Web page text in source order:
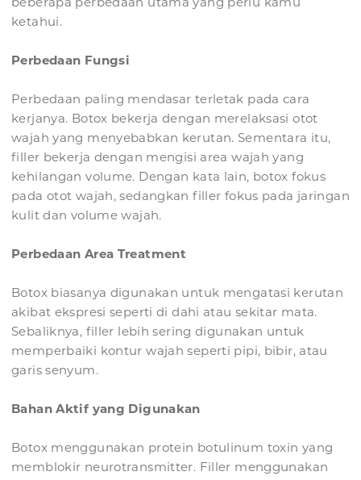
ketahui.
Perbedaan Fungsi
Perbedaan paling mendasar terletak pada cara
kerjanya. Botox bekerja dengan merelaksasi otot
wajah yang menyebabkan kerutan. Sementara itu,
filler bekerja dengan mengisi area wajah yang
kehilangan volume. Dengan kata lain, botox fokus
pada otot wajah, sedangkan filler fokus pada jaringan
kulit dan volume wajah.
Perbedaan Area Treatment
Botox biasanya digunakan untuk mengatasi kerutan
akibat ekspresi seperti di dahi atau sekitar mata.
Sebaliknya, filler lebih sering digunakan untuk
memperbaiki kontur wajah seperti pipi, bibir, atau
garis senyum.
Bahan Aktif yang Digunakan
Botox menggunakan protein botulinum toxin yang
memblokir neurotransmitter. Filler menggunakan